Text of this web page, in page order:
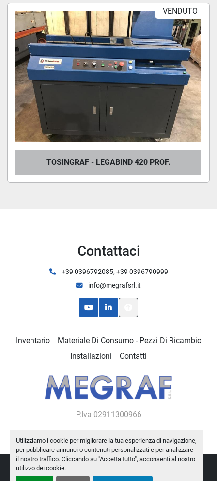
Utilizziamo i cookie per migliorare la tua esperienza di navigazione,
per pubblicare annunci o contenuti personalizzati e per analizzare
il nostro traffico. Cliccando su "Accetta tutto", acconsenti al nostro
utilizzo dei cookie.
VENDUTO
TOSINGRAF - LEGABIND 420 PROF.
Contattaci
+39 0396792085, +39 0396790999
info@megrafsrl.it
youtubelinkedin
Inventario
Materiale Di Consumo - Pezzi Di Ricambio
Installazioni
Contatti
P.Iva 02911300966
Personalizza le preferenze sui Cookies